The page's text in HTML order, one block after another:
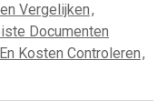
Vergelijken,
Documenten
Kosten Controleren,